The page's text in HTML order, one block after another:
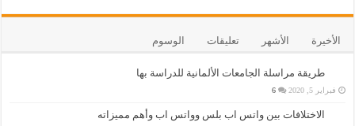
الأخيرة الأشهر تعليقات الوسوم
طريقة مراسلة الجامعات الألمانية للدراسة بها
فبراير 5, 2020 6
الاختلافات بين واتس اب بلس وواتس اب وأهم مميزاته